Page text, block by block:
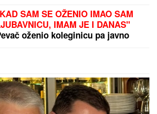
ANASTASIJA
RASKRINKALA BORU
SANTANUOtkriveno
kome je slao eksplicitne
VAS